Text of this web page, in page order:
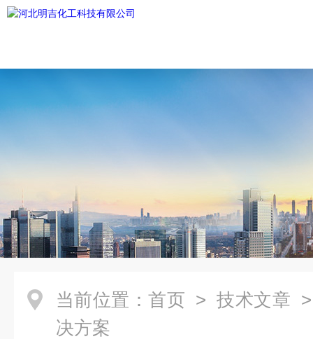
当前位置： 首页 > 技术文章
决方案